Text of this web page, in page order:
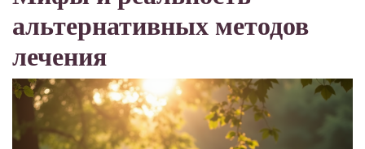
альтернативных методов
лечения